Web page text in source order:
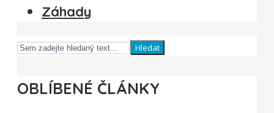
Záhady
Hledat
OBLÍBENÉ ČLÁNKY